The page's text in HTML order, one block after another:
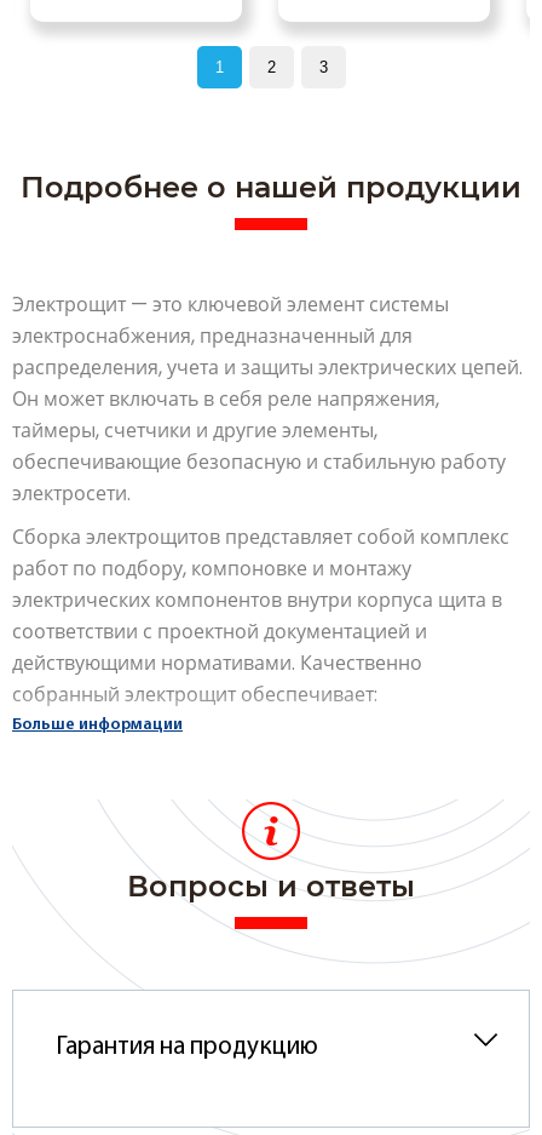
1 2 3
Подробнее о нашей продукции
Электрощит — это ключевой элемент системы
электроснабжения, предназначенный для
распределения, учета и защиты электрических цепей.
Он может включать в себя реле напряжения,
таймеры, счетчики и другие элементы,
обеспечивающие безопасную и стабильную работу
электросети.
Сборка электрощитов представляет собой комплекс
работ по подбору, компоновке и монтажу
электрических компонентов внутри корпуса щита в
соответствии с проектной документацией и
действующими нормативами. Качественно
собранный электрощит обеспечивает:
утечек тока;
удобство в обслуживании и расширении
системы.
Щиты бывают различного назначения: вводно-
распределительные, силовые, учетные, щиты
автоматики и др. Состав и конфигурация подбираются
будь то квартира, частный дом, офис или
Больше информации
Вопросы и ответы
Гарантия на продукцию